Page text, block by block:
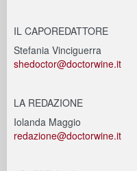
IL CAPOREDATTORE
Stefania Vinciguerra
shedoctor@doctorwine.it
LA REDAZIONE
Iolanda Maggio
redazione@doctorwine.it